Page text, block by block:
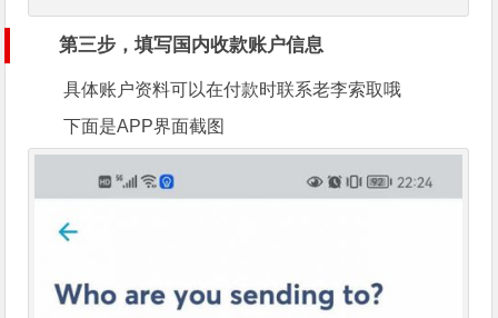
第三步，填写国内收款账户信息
具体账户资料可以在付款时联系老李索取哦
下面是APP界面截图